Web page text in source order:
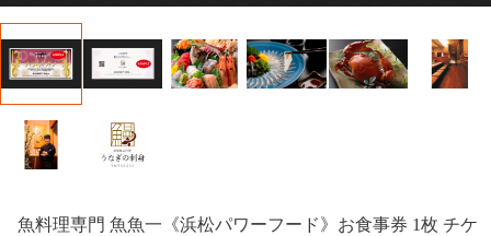
魚料理専門 魚魚一《浜松パワーフード》お食事券 1枚 チケ